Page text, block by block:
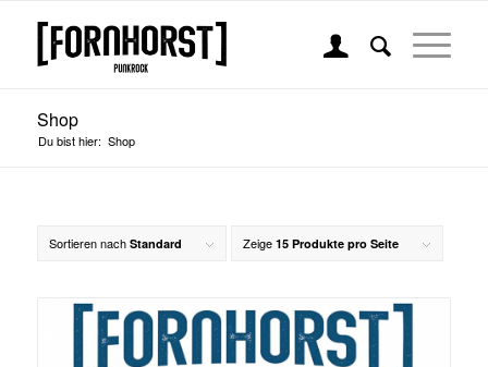
Shop
Du bist hier: Shop
Sortieren nach Standard Zeige 15 Produkte pro Seite